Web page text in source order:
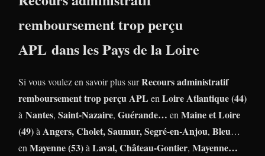
remboursement trop perçu
APL dans les Pays de la Loire
Si vous voulez en savoir plus surRecours administratif
remboursement trop perçu APL en Loire Atlantique (44)
à Nantes, Saint-Nazaire, Guérande… en Maine et Loire
(49)à Angers, Cholet, Saumur,Segré-en-Anjou, Bleu…
en Mayenne (53)à Laval,Château-Gontier, Mayenne…